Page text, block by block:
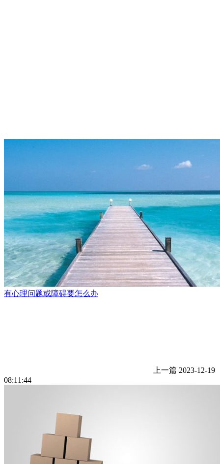
有心理问题或障碍要怎么办
上一篇 2023-12-19
08:11:44